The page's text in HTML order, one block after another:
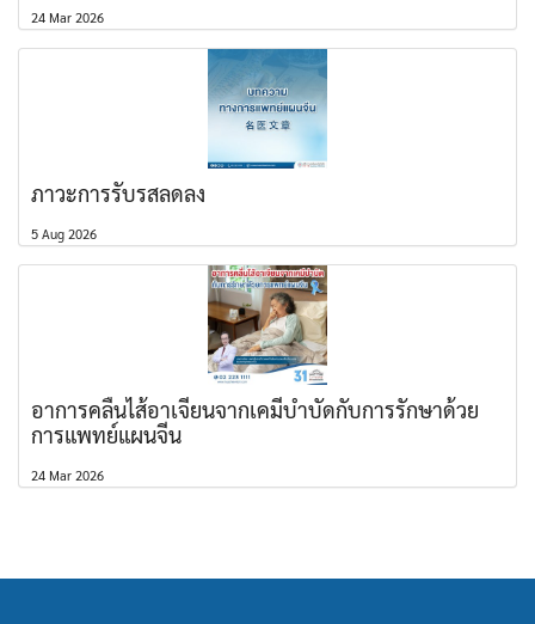
24 Mar 2026
ภาวะการรับรสลดลง
5 Aug 2026
อาการคลื่นไส้อาเจียนจากเคมีบำบัดกับการรักษาด้วย
การแพทย์แผนจีน
24 Mar 2026